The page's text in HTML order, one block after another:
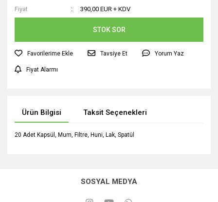
Fiyat
390,00 EUR + KDV
STOK SOR
Tavsiye Et Yorum Yaz
Fiyat Alarmı
Ürün Bilgisi Taksit Seçenekleri
20 Adet Kapsül, Mum, Filtre, Huni, Lak, Spatül
SOSYAL MEDYA